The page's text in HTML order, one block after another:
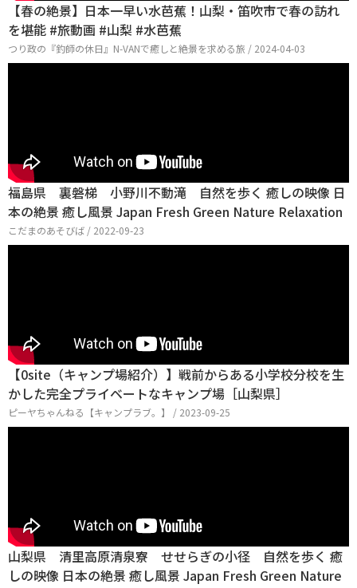
【春の絶景】日本一早い水芭蕉！山梨・笛吹市で春の訪れ
を堪能 #旅動画 #山梨 #水芭蕉
つり政の『釣師の休日』N-VANで癒しと絶景を求める旅 / 2024-04-03
福島県 裏磐梯 小野川不動滝 自然を歩く 癒しの映像 日
本の絶景 癒し風景 Japan Fresh Green Nature Relaxation
こだまのあそびば / 2022-09-23
【0site（キャンプ場紹介）】戦前からある小学校分校を生
かした完全プライベートなキャンプ場［山梨県］
ピーヤちゃんねる【キャンプラブ。】 / 2023-09-25
山梨県 清里高原清泉寮 せせらぎの小径 自然を歩く 癒
しの映像 日本の絶景 癒し風景 Japan Fresh Green Nature